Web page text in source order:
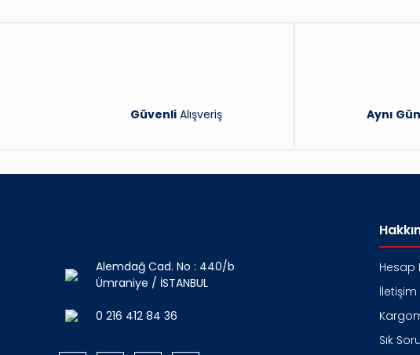
GüvenliAlışveriş Aynı Gün
Alemdağ Cad. No : 440/b
Ümraniye / İSTANBUL
0 216 412 84 36
Hesap
Sık